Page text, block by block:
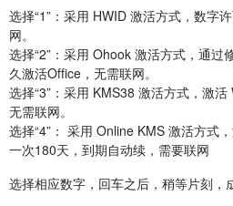
选择“1”：采用 HWID 激活方式，数字
网。
选择“2”：采用 Ohook 激活方式，通过
久激活Office，无需联网。
选择“3”：采用 KMS38 激活方式，激
无需联网。
选择“4”： 采用 Online KMS 激活方式
一次180天，到期自动续，需要联网
选择相应数字，回车之后，稍等片刻，